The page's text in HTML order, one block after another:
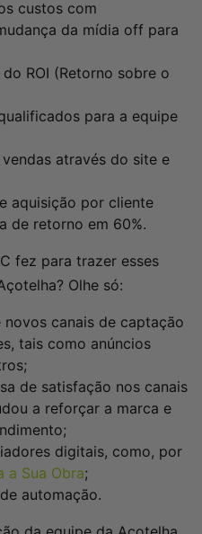
custos com
da mídia off para
ROI (Retorno sobre o
para a equipe
através do site e
aquisição por cliente
de retorno em 60%.
fez para trazer esses
Olhe só:
canais de captação
tais como anúncios
de satisfação nos canais
a reforçar a marca e
digitais, como, por
a Sua Obra;
automação.